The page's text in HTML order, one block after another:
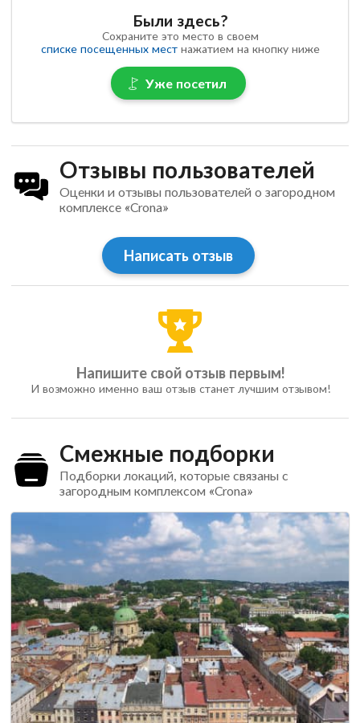
Были здесь?
Сохраните это место в своем
списке посещенных местнажатием на кнопку ниже
Уже посетил
Отзывы пользователей
Оценки и отзывы пользователей о загородном
комплексе «Crona»
Написать отзыв
Напишите свой отзыв первым!
И возможно именно ваш отзыв станет лучшим отзывом!
Смежные подборки
Подборки локаций, которые связаны с
загородным комплексом «Crona»